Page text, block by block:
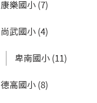
康樂國小 (7)
尚武國小 (4)
卑南國小 (11)
德高國小 (8)